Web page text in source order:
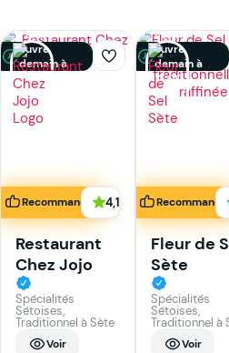
Fermé ·
ouvre
demain à
11:00
Recommandé 4,1
Restaurant
Chez Jojo
Spécialités
Sétoises,
Traditionnel à Sète
Voir
Fermé ·
ouvre
demain à
12:00
Recommandé
Fleur de
Sète
Spécialités
Sétoises,
Traditionnel à
Voir